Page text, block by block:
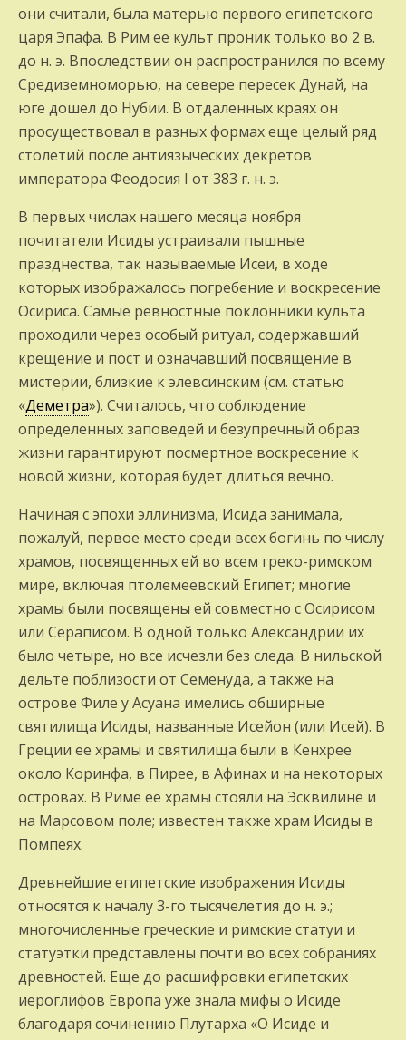
они считали, была матерью первого египетского
царя Эпафа. В Рим ее культ проник только во 2 в.
до н. э. Впоследствии он распространился по всему
Средиземноморью, на севере пересек Дунай, на
юге дошел до Нубии. В отдаленных краях он
просуществовал в разных формах еще целый ряд
столетий после антиязыческих декретов
императора Феодосия I от 383 г. н. э.
В первых числах нашего месяца ноября
почитатели Исиды устраивали пышные
празднества, так называемые Исеи, в ходе
которых изображалось погребение и воскресение
Осириса. Самые ревностные поклонники культа
проходили через особый ритуал, содержавший
крещение и пост и означавший посвящение в
мистерии, близкие к элевсинским (см. статью
«Деметра»). Считалось, что соблюдение
определенных заповедей и безупречный образ
жизни гарантируют посмертное воскресение к
новой жизни, которая будет длиться вечно.
Начиная с эпохи эллинизма, Исида занимала,
пожалуй, первое место среди всех богинь по числу
храмов, посвященных ей во всем греко-римском
мире, включая птолемеевский Египет; многие
храмы были посвящены ей совместно с Осирисом
или Сераписом. В одной только Александрии их
было четыре, но все исчезли без следа. В нильской
дельте поблизости от Семенуда, а также на
острове Филе у Асуана имелись обширные
святилища Исиды, названные Исейон (или Исей). В
Греции ее храмы и святилища были в Кенхрее
около Коринфа, в Пирее, в Афинах и на некоторых
островах. В Риме ее храмы стояли на Эсквилине и
на Марсовом поле; известен также храм Исиды в
Помпеях.
Древнейшие египетские изображения Исиды
относятся к началу 3-го тысячелетия до н. э.;
многочисленные греческие и римские статуи и
статуэтки представлены почти во всех собраниях
древностей. Еще до расшифровки египетских
иероглифов Европа уже знала мифы о Исиде
благодаря сочинению Плутарха «О Исиде и